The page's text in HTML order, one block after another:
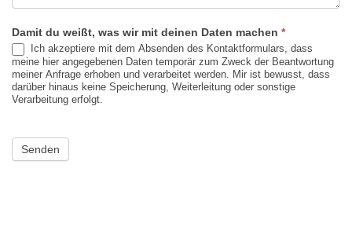
Damit du weißt, was wir mit deinen Daten machen *
Ich akzeptiere mit dem Absenden des Kontaktformulars, dass
meine hier angegebenen Daten temporär zum Zweck der Beantwortung
meiner Anfrage erhoben und verarbeitet werden. Mir ist bewusst, dass
darüber hinaus keine Speicherung, Weiterleitung oder sonstige
Verarbeitung erfolgt.
Senden